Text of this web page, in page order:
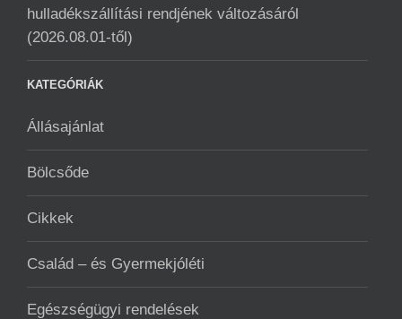
hulladékszállítási rendjének változásáról
(2026.08.01-től)
KATEGÓRIÁK
Állásajánlat
Bölcsőde
Cikkek
Család – és Gyermekjóléti
Egészségügyi rendelések